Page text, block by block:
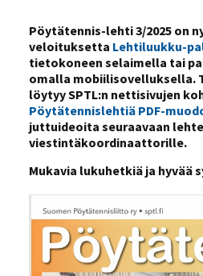
Pöytätennis-lehti 3/2025 on
veloituksetta Lehtiluukku-
tietokoneen selaimella tai
omalla mobiilisovelluksella.
löytyy SPTL:n nettisivujen
Pöytätennislehtiä PDF-
juttuideoita seuraavaan
viestintäkoordinaattorille.
Mukavia lukuhetkiä ja hyvää